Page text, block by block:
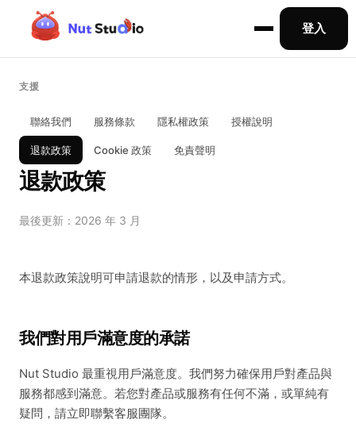
登入
支援
聯絡我們 服務條款 隱私權政策 授權說明
退款政策 Cookie 政策 免責聲明
退款政策
最後更新：2026 年 3 月
本退款政策說明可申請退款的情形，以及申請方式。
我們對用戶滿意度的承諾
Nut Studio 最重視用戶滿意度。我們努力確保用戶對產品與
服務都感到滿意。若您對產品或服務有任何不滿，或單純有
疑問，請立即聯繫客服團隊。